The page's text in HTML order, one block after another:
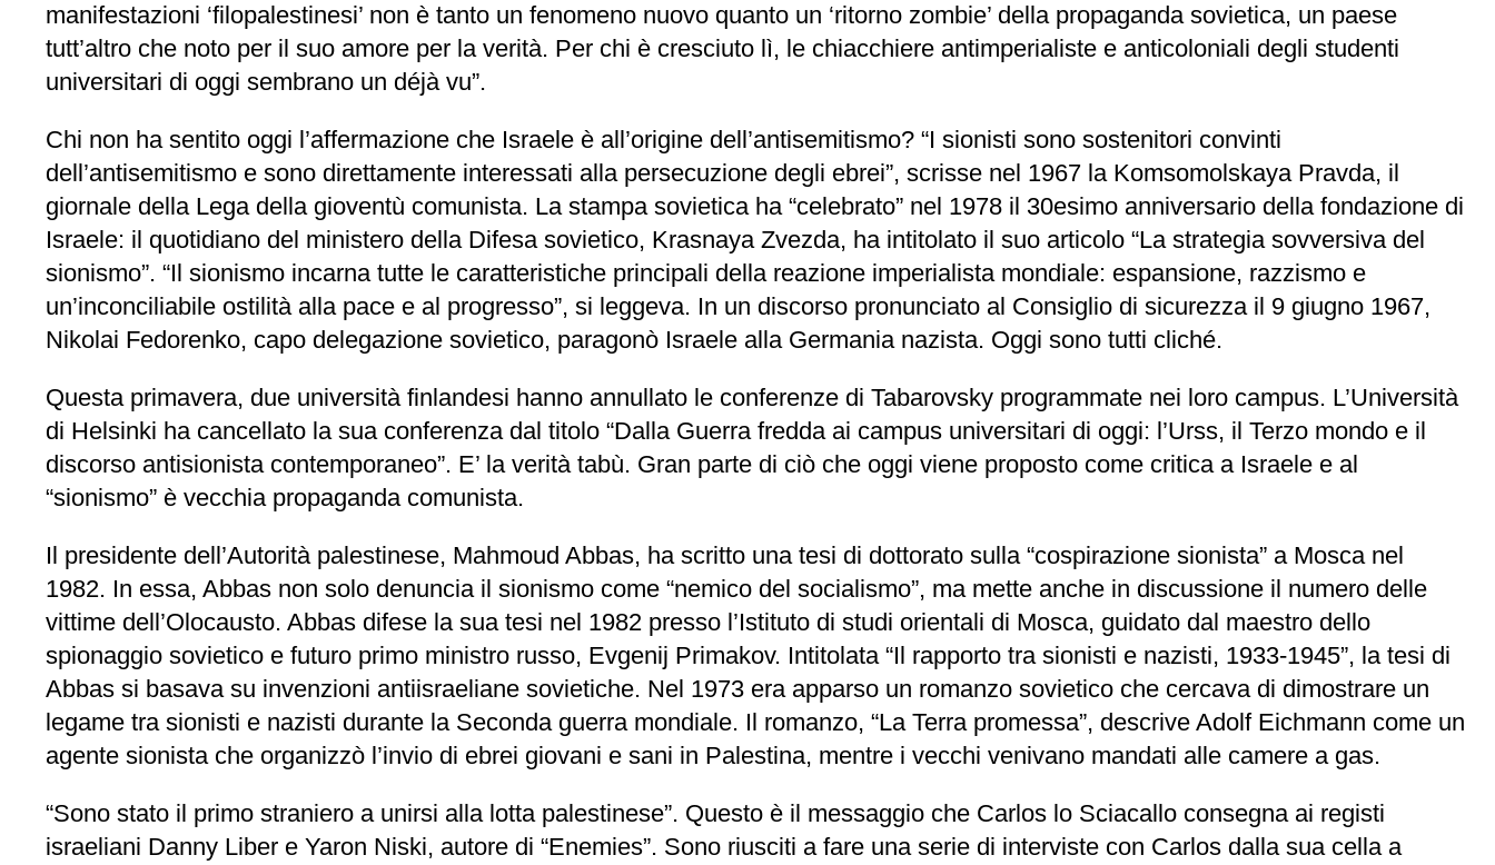
manifestazioni ‘filopalestinesi’ non è tanto un fenomeno nuovo quanto un ‘ritorno zombie’ della propaganda sovietica, un paese
tutt’altro che noto per il suo amore per la verità. Per chi è cresciuto lì, le chiacchiere antimperialiste e anticoloniali degli studenti
universitari di oggi sembrano un déjà vu”.
Chi non ha sentito oggi l’affermazione che Israele è all’origine dell’antisemitismo? “I sionisti sono sostenitori convinti
dell’antisemitismo e sono direttamente interessati alla persecuzione degli ebrei”, scrisse nel 1967 la Komsomolskaya Pravda, il
giornale della Lega della gioventù comunista. La stampa sovietica ha “celebrato” nel 1978 il 30esimo anniversario della fondazione di
Israele: il quotidiano del ministero della Difesa sovietico, Krasnaya Zvezda, ha intitolato il suo articolo “La strategia sovversiva del
sionismo”. “Il sionismo incarna tutte le caratteristiche principali della reazione imperialista mondiale: espansione, razzismo e
un’inconciliabile ostilità alla pace e al progresso”, si leggeva. In un discorso pronunciato al Consiglio di sicurezza il 9 giugno 1967,
Nikolai Fedorenko, capo delegazione sovietico, paragonò Israele alla Germania nazista. Oggi sono tutti cliché.
Questa primavera, due università finlandesi hanno annullato le conferenze di Tabarovsky programmate nei loro campus. L’Università
di Helsinki ha cancellato la sua conferenza dal titolo “Dalla Guerra fredda ai campus universitari di oggi: l’Urss, il Terzo mondo e il
discorso antisionista contemporaneo”. E’ la verità tabù. Gran parte di ciò che oggi viene proposto come critica a Israele e al
“sionismo” è vecchia propaganda comunista.
Il presidente dell’Autorità palestinese, Mahmoud Abbas, ha scritto una tesi di dottorato sulla “cospirazione sionista” a Mosca nel
1982. In essa, Abbas non solo denuncia il sionismo come “nemico del socialismo”, ma mette anche in discussione il numero delle
vittime dell’Olocausto. Abbas difese la sua tesi nel 1982 presso l’Istituto di studi orientali di Mosca, guidato dal maestro dello
spionaggio sovietico e futuro primo ministro russo, Evgenij Primakov. Intitolata “Il rapporto tra sionisti e nazisti, 1933-1945”, la tesi di
Abbas si basava su invenzioni antiisraeliane sovietiche. Nel 1973 era apparso un romanzo sovietico che cercava di dimostrare un
legame tra sionisti e nazisti durante la Seconda guerra mondiale. Il romanzo, “La Terra promessa”, descrive Adolf Eichmann come un
agente sionista che organizzò l’invio di ebrei giovani e sani in Palestina, mentre i vecchi venivano mandati alle camere a gas.
“Sono stato il primo straniero a unirsi alla lotta palestinese”. Questo è il messaggio che Carlos lo Sciacallo consegna ai registi
israeliani Danny Liber e Yaron Niski, autore di “Enemies”. Sono riusciti a fare una serie di interviste con Carlos dalla sua cella a